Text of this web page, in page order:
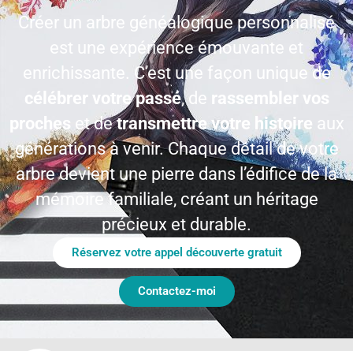
Créer un arbre généalogique personnalisé
est une expérience émouvante et
enrichissante. C’est une façon unique de
célébrer votre passé, de rassembler vos
proches et detransmettre votre histoire aux
générations à venir. Chaque détail de votre
arbre devient une pierre dans l’édifice de la
mémoire familiale, créant un héritage
précieux et durable.
Réservez votre appel découverte gratuit
Contactez-moi